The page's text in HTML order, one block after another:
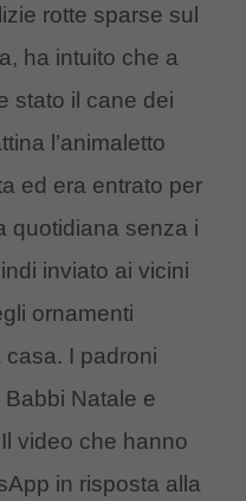
rotte sparse sul
ha intuito che a
stato il cane dei
l’animaletto
ed era entrato per
quotidiana senza i
inviato ai vicini
ornamenti
casa. I padroni
Natale e
video che hanno
in risposta alla